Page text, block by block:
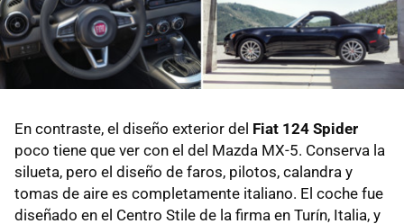
En contraste, el diseño exterior del Fiat 124 Spider
poco tiene que ver con el del Mazda MX-5. Conserva la
silueta, pero el diseño de faros, pilotos, calandra y
tomas de aire es completamente italiano. El coche fue
diseñado en el Centro Stile de la firma en Turín, Italia, y